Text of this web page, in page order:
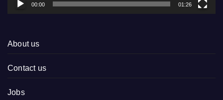
00:00 01:26
About us
Contact us
Jobs